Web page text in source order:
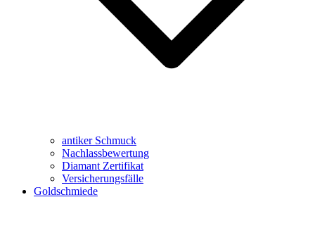
antiker Schmuck
Nachlassbewertung
Diamant Zertifikat
Versicherungsfälle
Goldschmiede